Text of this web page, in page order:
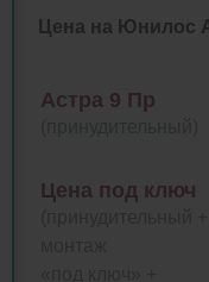
Цена на Юнилос
Астра 9 Пр
Цена под ключ